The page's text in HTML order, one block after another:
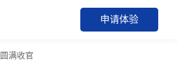
申请体验
满收官